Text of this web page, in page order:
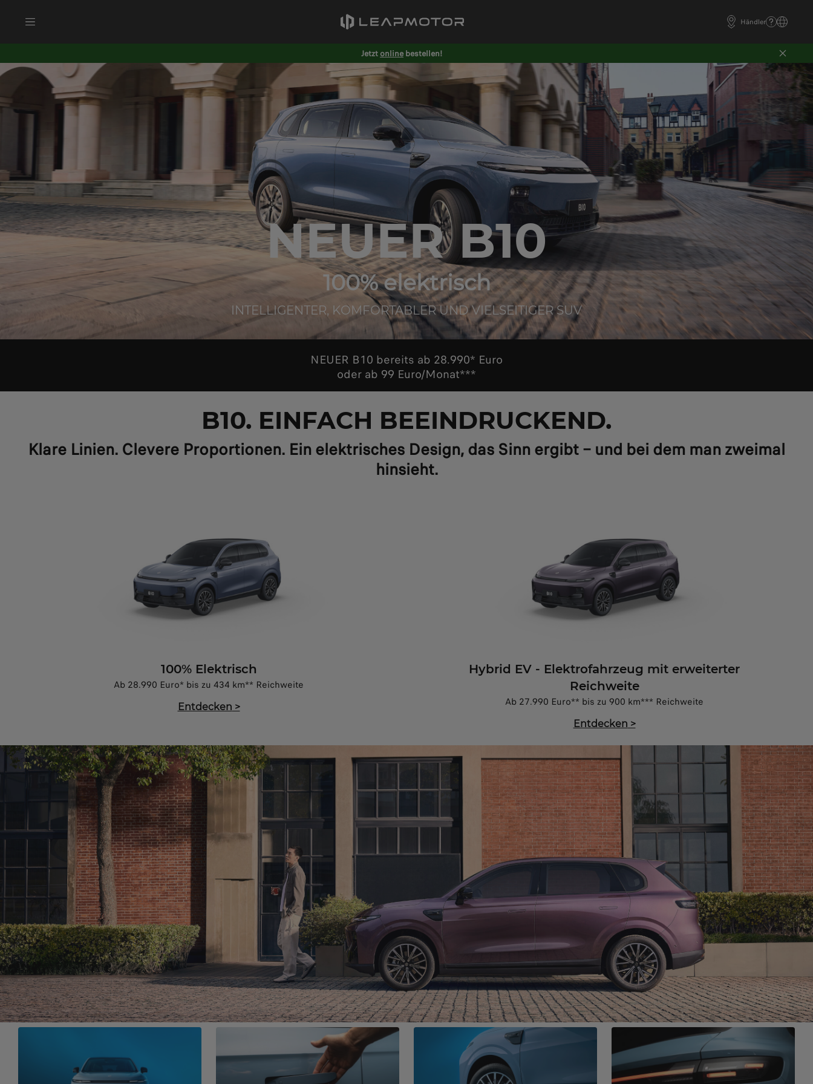
Händler
Jetzt online bestellen!
NEUER B10
100% elektrisch
INTELLIGENTER, KOMFORTABLER UND VIELSEITIGER SUV
NEUER B10 bereits ab 28.990* Euro
oder ab 99 Euro/Monat***
B10. EINFACH BEEINDRUCKEND.
Klare Linien. Clevere Proportionen. Ein elektrisches Design, das Sinn ergibt – und bei dem man zweimal
hinsieht.
100% Elektrisch
Ab 28.990 Euro* bis zu 434 km** Reichweite
Entdecken >
Hybrid EV - Elektrofahrzeug mit erweiterter
Reichweite
Ab 27.990 Euro** bis zu 900 km*** Reichweite
Entdecken >